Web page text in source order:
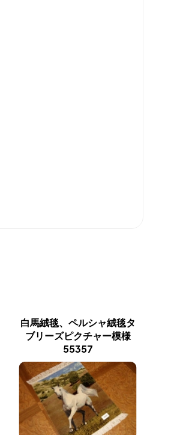
白馬絨毯、ペルシャ絨毯タ
ブリーズピクチャー模様
55357